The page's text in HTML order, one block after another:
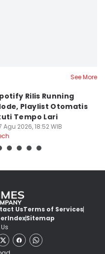
See More
Rilis Running
Playlist Otomatis
Tempo Lari
Agu 2026, 18:52 WIB
UsTerms of Services
IndexSitemap